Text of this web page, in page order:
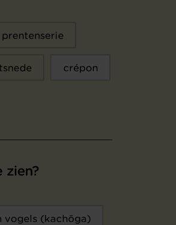
prentenserie
crépon
zien?
vogels (kachōga)